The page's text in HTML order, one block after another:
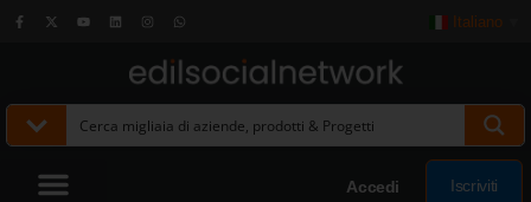
Italiano
Accedi Iscriviti